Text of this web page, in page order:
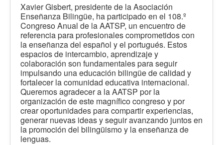
Xavier Gisbert, presidente de la Asociación
Enseñanza Bilingüe, ha participado en el 108.º
Congreso Anual de la AATSP, un encuentro de
referencia para profesionales comprometidos con
la enseñanza del español y el portugués. Estos
espacios de intercambio, aprendizaje y
colaboración son fundamentales para seguir
impulsando una educación bilingüe de calidad y
fortalecer la comunidad educativa internacional.
Queremos agradecer a la AATSP por la
organización de este magnífico congreso y por
crear oportunidades para compartir experiencias,
generar nuevas ideas y seguir avanzando juntos en
la promoción del bilingüismo y la enseñanza de
lenguas.